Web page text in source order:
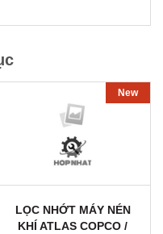
New
LỌC NHỚT MÁY NÉN
KHÍ ATLAS COPCO /